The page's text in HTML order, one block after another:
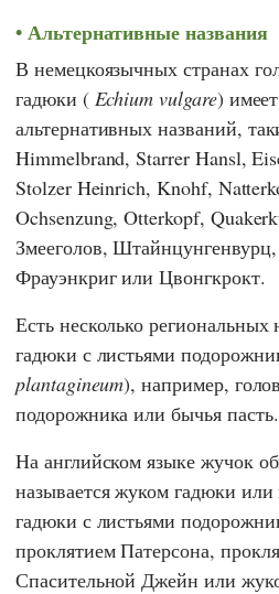
Альтернативные названия
В немецкоязычных странах
гадюки ( Echium vulgare)
альтернативных названий,
Himmelbrand, Starrer Hansl,
Stolzer Heinrich, Knohf,
Ochsenzung, Otterkopf,
Змееголов,
Фрауэнкриг или Цвонгкрокт.
Есть несколько
гадюки с листьями
plantagineum), например,
подорожника или бычья пасть.
На английском языке жучок
называется жуком гадюки
гадюки с листьями
проклятием Патерсона,
Спасительной Джейн или